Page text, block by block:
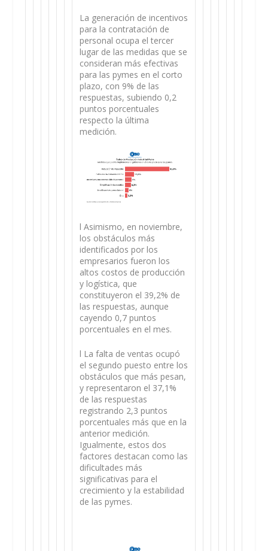
La generación de incentivos
para la contratación de
personal ocupa el tercer
lugar de las medidas que se
consideran más efectivas
para las pymes en el corto
plazo, con 9% de las
respuestas, subiendo 0,2
puntos porcentuales
respecto la última
medición.
l Asimismo, en noviembre,
los obstáculos más
identificados por los
empresarios fueron los
altos costos de producción
y logística, que
constituyeron el 39,2% de
las respuestas, aunque
cayendo 0,7 puntos
porcentuales en el mes.
l La falta de ventas ocupó
el segundo puesto entre los
obstáculos que más pesan,
y representaron el 37,1%
de las respuestas
registrando 2,3 puntos
porcentuales más que en la
anterior medición.
Igualmente, estos dos
factores destacan como las
dificultades más
significativas para el
crecimiento y la estabilidad
de las pymes.